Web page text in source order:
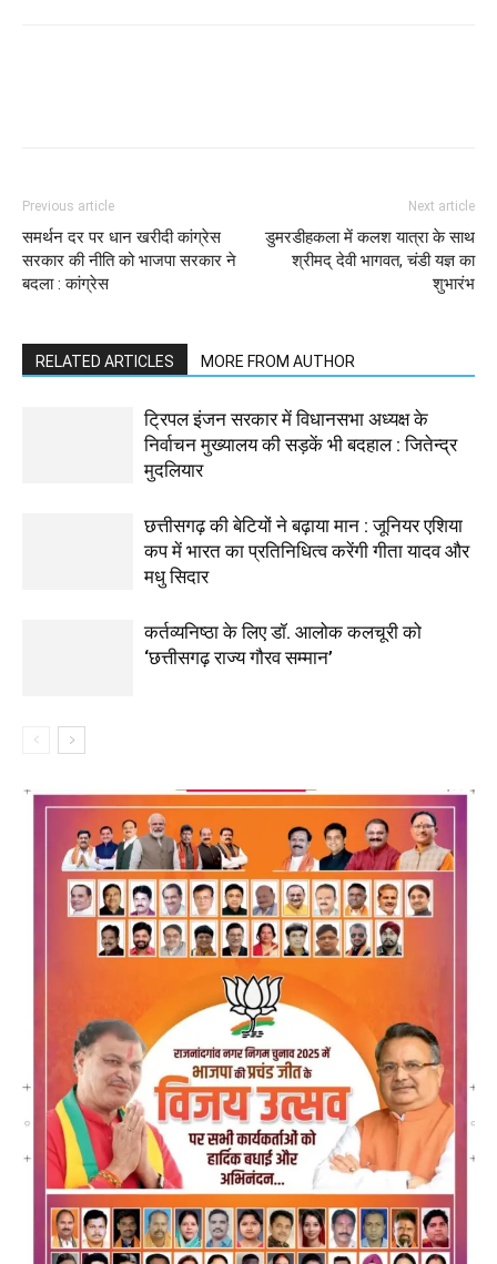
Previous article
समर्थन दर पर धान खरीदी कांग्रेस
सरकार की नीति को भाजपा सरकार ने
बदला : कांग्रेस
Next article
डुमरडीहकला में कलश यात्रा के साथ
श्रीमद् देवी भागवत, चंडी यज्ञ का
शुभारंभ
RELATED ARTICLES MORE FROM AUTHOR
ट्रिपल इंजन सरकार में विधानसभा अध्यक्ष के
निर्वाचन मुख्यालय की सड़कें भी बदहाल : जितेन्द्र
मुदलियार
छत्तीसगढ़ की बेटियों ने बढ़ाया मान : जूनियर एशिया
कप में भारत का प्रतिनिधित्व करेंगी गीता यादव और
मधु सिदार
कर्तव्यनिष्ठा के लिए डॉ. आलोक कलचूरी को
‘छत्तीसगढ़ राज्य गौरव सम्मान’